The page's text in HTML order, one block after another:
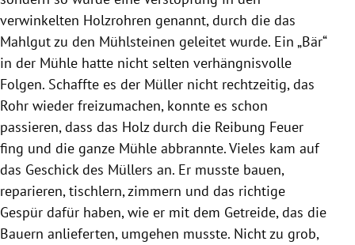
verwinkelten Holzrohren genannt, durch die das
Mahlgut zu den Mühlsteinen geleitet wurde. Ein „Bär“
in der Mühle hatte nicht selten verhängnisvolle
Folgen. Schaffte es der Müller nicht rechtzeitig, das
Rohr wieder freizumachen, konnte es schon
passieren, dass das Holz durch die Reibung Feuer
fing und die ganze Mühle abbrannte. Vieles kam auf
das Geschick des Müllers an. Er musste bauen,
reparieren, tischlern, zimmern und das richtige
Gespür dafür haben, wie er mit dem Getreide, das die
Bauern anlieferten, umgehen musste. Nicht zu grob,